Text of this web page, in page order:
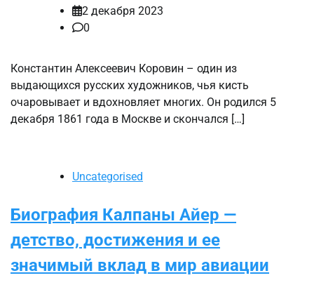
2 декабря 2023
0
Константин Алексеевич Коровин – один из
выдающихся русских художников, чья кисть
очаровывает и вдохновляет многих. Он родился 5
декабря 1861 года в Москве и скончался […]
Uncategorised
Биография Калпаны Айер —
детство, достижения и ее
значимый вклад в мир авиации